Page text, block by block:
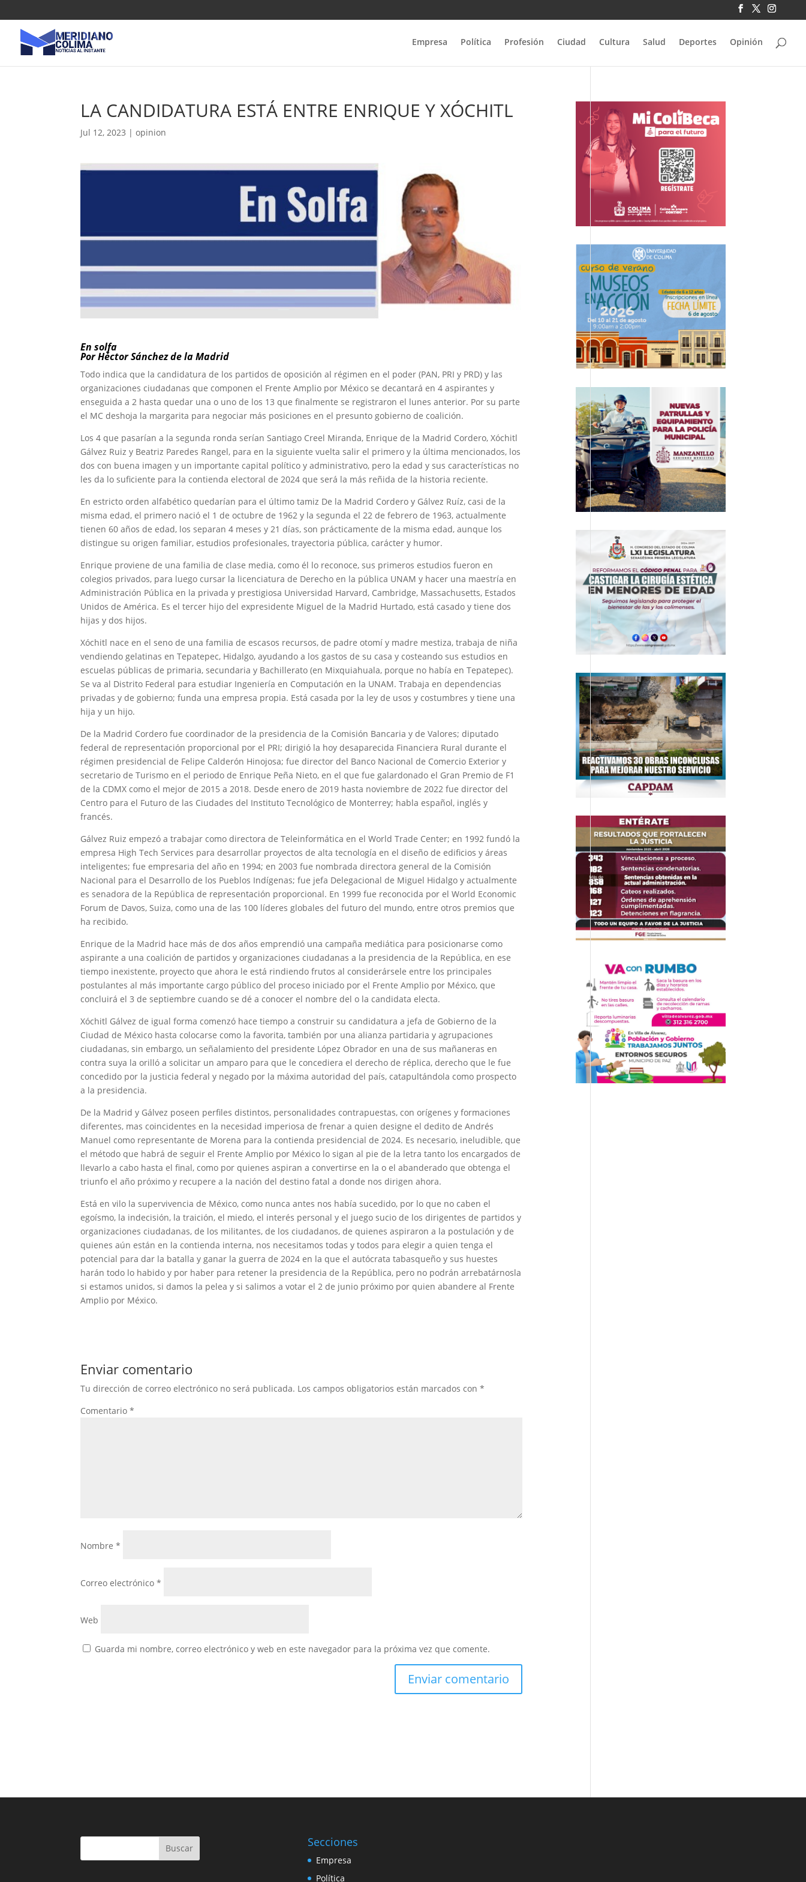
Empresa Política Profesión Ciudad Cultura Salud Deportes Opinión
LA CANDIDATURA ESTÁ ENTRE ENRIQUE Y XÓCHITL
Jul 12, 2023 |opinion
En solfa
Por Héctor Sánchez de la Madrid
Todo indica que la candidatura de los partidos de oposición al régimen en el poder (PAN, PRI y PRD) y las
organizaciones ciudadanas que componen el Frente Amplio por México se decantará en 4 aspirantes y
enseguida a 2 hasta quedar una o uno de los 13 que finalmente se registraron el lunes anterior. Por su parte
el MC deshoja la margarita para negociar más posiciones en el presunto gobierno de coalición.
Los 4 que pasarían a la segunda ronda serían Santiago Creel Miranda, Enrique de la Madrid Cordero, Xóchitl
Gálvez Ruiz y Beatriz Paredes Rangel, para en la siguiente vuelta salir el primero y la última mencionados, los
dos con buena imagen y un importante capital político y administrativo, pero la edad y sus características no
les da lo suficiente para la contienda electoral de 2024 que será la más reñida de la historia reciente.
En estricto orden alfabético quedarían para el último tamiz De la Madrid Cordero y Gálvez Ruíz, casi de la
misma edad, el primero nació el 1 de octubre de 1962 y la segunda el 22 de febrero de 1963, actualmente
tienen 60 años de edad, los separan 4 meses y 21 días, son prácticamente de la misma edad, aunque los
distingue su origen familiar, estudios profesionales, trayectoria pública, carácter y humor.
Enrique proviene de una familia de clase media, como él lo reconoce, sus primeros estudios fueron en
colegios privados, para luego cursar la licenciatura de Derecho en la pública UNAM y hacer una maestría en
Administración Pública en la privada y prestigiosa Universidad Harvard, Cambridge, Massachusetts, Estados
Unidos de América. Es el tercer hijo del expresidente Miguel de la Madrid Hurtado, está casado y tiene dos
hijas y dos hijos.
Xóchitl nace en el seno de una familia de escasos recursos, de padre otomí y madre mestiza, trabaja de niña
vendiendo gelatinas en Tepatepec, Hidalgo, ayudando a los gastos de su casa y costeando sus estudios en
escuelas públicas de primaria, secundaria y Bachillerato (en Mixquiahuala, porque no había en Tepatepec).
Se va al Distrito Federal para estudiar Ingeniería en Computación en la UNAM. Trabaja en dependencias
privadas y de gobierno; funda una empresa propia. Está casada por la ley de usos y costumbres y tiene una
hija y un hijo.
De la Madrid Cordero fue coordinador de la presidencia de la Comisión Bancaria y de Valores; diputado
federal de representación proporcional por el PRI; dirigió la hoy desaparecida Financiera Rural durante el
régimen presidencial de Felipe Calderón Hinojosa; fue director del Banco Nacional de Comercio Exterior y
secretario de Turismo en el periodo de Enrique Peña Nieto, en el que fue galardonado el Gran Premio de F1
de la CDMX como el mejor de 2015 a 2018. Desde enero de 2019 hasta noviembre de 2022 fue director del
Centro para el Futuro de las Ciudades del Instituto Tecnológico de Monterrey; habla español, inglés y
francés.
Gálvez Ruiz empezó a trabajar como directora de Teleinformática en el World Trade Center; en 1992 fundó la
empresa High Tech Services para desarrollar proyectos de alta tecnología en el diseño de edificios y áreas
inteligentes; fue empresaria del año en 1994; en 2003 fue nombrada directora general de la Comisión
Nacional para el Desarrollo de los Pueblos Indígenas; fue jefa Delegacional de Miguel Hidalgo y actualmente
es senadora de la República de representación proporcional. En 1999 fue reconocida por el World Economic
Forum de Davos, Suiza, como una de las 100 líderes globales del futuro del mundo, entre otros premios que
ha recibido.
Enrique de la Madrid hace más de dos años emprendió una campaña mediática para posicionarse como
aspirante a una coalición de partidos y organizaciones ciudadanas a la presidencia de la República, en ese
tiempo inexistente, proyecto que ahora le está rindiendo frutos al considerársele entre los principales
postulantes al más importante cargo público del proceso iniciado por el Frente Amplio por México, que
concluirá el 3 de septiembre cuando se dé a conocer el nombre del o la candidata electa.
Xóchitl Gálvez de igual forma comenzó hace tiempo a construir su candidatura a jefa de Gobierno de la
Ciudad de México hasta colocarse como la favorita, también por una alianza partidaria y agrupaciones
ciudadanas, sin embargo, un señalamiento del presidente López Obrador en una de sus mañaneras en
contra suya la orilló a solicitar un amparo para que le concediera el derecho de réplica, derecho que le fue
concedido por la justicia federal y negado por la máxima autoridad del país, catapultándola como prospecto
a la presidencia.
De la Madrid y Gálvez poseen perfiles distintos, personalidades contrapuestas, con orígenes y formaciones
diferentes, mas coincidentes en la necesidad imperiosa de frenar a quien designe el dedito de Andrés
Manuel como representante de Morena para la contienda presidencial de 2024. Es necesario, ineludible, que
el método que habrá de seguir el Frente Amplio por México lo sigan al pie de la letra tanto los encargados de
llevarlo a cabo hasta el final, como por quienes aspiran a convertirse en la o el abanderado que obtenga el
triunfo el año próximo y recupere a la nación del destino fatal a donde nos dirigen ahora.
Está en vilo la supervivencia de México, como nunca antes nos había sucedido, por lo que no caben el
egoísmo, la indecisión, la traición, el miedo, el interés personal y el juego sucio de los dirigentes de partidos y
organizaciones ciudadanas, de los militantes, de los ciudadanos, de quienes aspiraron a la postulación y de
quienes aún están en la contienda interna, nos necesitamos todas y todos para elegir a quien tenga el
potencial para dar la batalla y ganar la guerra de 2024 en la que el autócrata tabasqueño y sus huestes
harán todo lo habido y por haber para retener la presidencia de la República, pero no podrán arrebatárnosla
si estamos unidos, si damos la pelea y si salimos a votar el 2 de junio próximo por quien abandere al Frente
Amplio por México.
Enviar comentario
Tu dirección de correo electrónico no será publicada. Los campos obligatorios están marcados con*
Comentario*
Nombre*
Correo electrónico*
Web
Guarda mi nombre, correo electrónico y web en este navegador para la próxima vez que comente.
Buscar Secciones
Empresa
Política